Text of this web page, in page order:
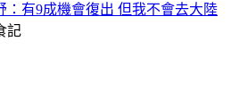
：有9成機會復出 但我不會去大陸
記